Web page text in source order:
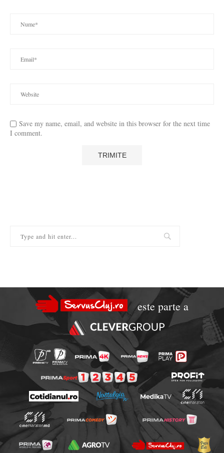
Save my name, email, and website in this browser for the next time
I comment.
este parte a